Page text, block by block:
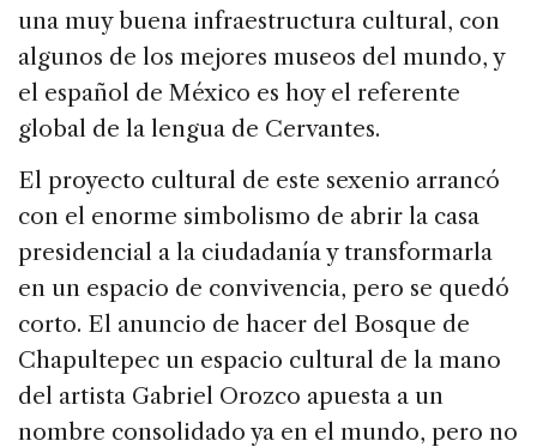
una muy buena infraestructura cultural, con
algunos de los mejores museos del mundo, y
el español de México es hoy el referente
global de la lengua de Cervantes.
El proyecto cultural de este sexenio arrancó
con el enorme simbolismo de abrir la casa
presidencial a la ciudadanía y transformarla
en un espacio de convivencia, pero se quedó
corto. El anuncio de hacer del Bosque de
Chapultepec un espacio cultural de la mano
del artista Gabriel Orozco apuesta a un
nombre consolidado ya en el mundo, pero no